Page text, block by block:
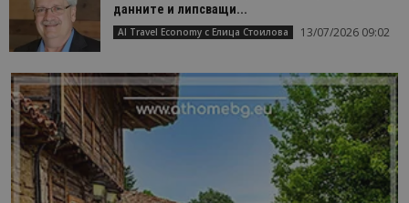
данните и липсващи...
AI Travel Economy с Елица Стоилова 13/07/2026 09:02